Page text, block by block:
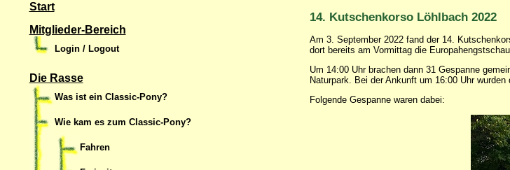
Start
Mitglieder-Bereich
Login / Logout
Die Rasse
Was ist ein Classic-Pony?
Wie kam es zum Classic-Pony?
Fahren
14. Kutschenkorso Löhlbach 2022
Am 3. September 2022 fand der 14.
dort bereits am Vormittag die
Um 14:00 Uhr brachen dann 31 Gespanne
Naturpark. Bei der Ankunft um 16:00 Uhr
Folgende Gespanne waren dabei: